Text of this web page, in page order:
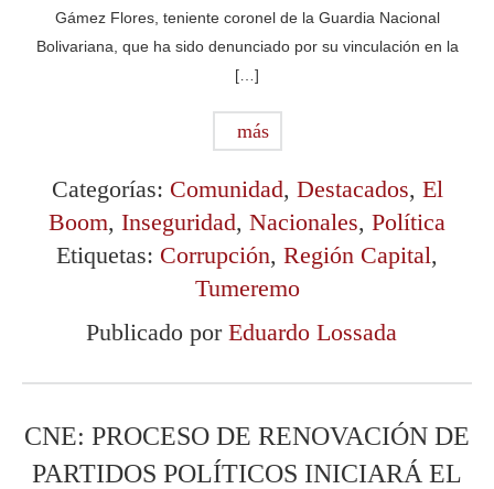
Gámez Flores, teniente coronel de la Guardia Nacional
Bolivariana, que ha sido denunciado por su vinculación en la
[…]
más
Categorías: Comunidad, Destacados, El
Boom, Inseguridad, Nacionales, Política
Etiquetas: Corrupción, Región Capital,
Tumeremo
Publicado por Eduardo Lossada
CNE: PROCESO DE RENOVACIÓN DE
PARTIDOS POLÍTICOS INICIARÁ EL